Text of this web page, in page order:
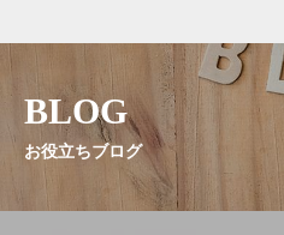
BLOG
お役立ちブログ